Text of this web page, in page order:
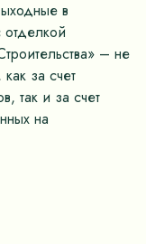
в
отделкой
– не
за счет
так и за счет
на